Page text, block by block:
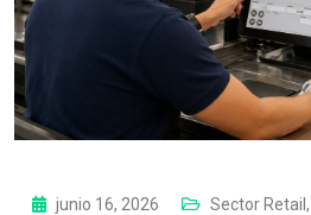
junio 16, 2026 Sector Retail ,